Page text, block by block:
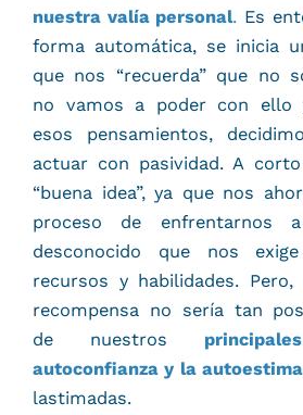
nuestra valía personal. Es
forma automática, se inicia
que nos “recuerda” que no
no vamos a poder con ello
esos pensamientos,
actuar con pasividad. A
“buena idea”, ya que nos
proceso de enfrentarnos
desconocido que nos
recursos y habilidades.
recompensa no sería tan
de nuestros
autoconfianza y la autoestima
lastimadas.